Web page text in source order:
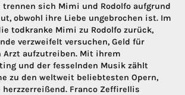
trennen sich Mimi und Rodolfo aufgrund
obwohl ihre Liebe ungebrochen ist. Im
todkranke Mimi zu Rodolfo zurück,
verzweifelt versuchen, Geld für
Arzt aufzutreiben. Mit ihrem
und der fesselnden Musik zählt
zu den weltweit beliebtesten Opern,
Franco Zeffirellis